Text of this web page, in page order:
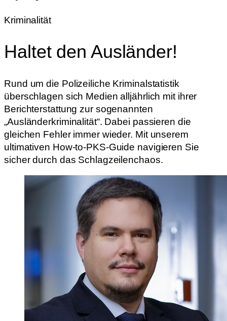
Kriminalität
Haltet den Ausländer!
Rund um die Polizeiliche Kriminalstatistik
überschlagen sich Medien alljährlich mit ihrer
Berichterstattung zur sogenannten
„Ausländerkriminalität“. Dabei passieren die
gleichen Fehler immer wieder. Mit unserem
ultimativen How-to-PKS-Guide navigieren Sie
sicher durch das Schlagzeilenchaos.